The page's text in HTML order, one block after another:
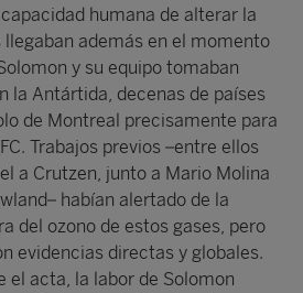
humana de alterar la
además en el momento
y su equipo tomaban
la Antártida, decenas de países
de Montreal precisamente para
Trabajos previos –entre ellos
a Crutzen, junto a Mario Molina
habían alertado de la
del ozono de estos gases, pero
evidencias directas y globales.
el acta, la labor de Solomon